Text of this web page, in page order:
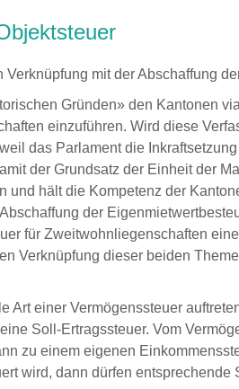
mit der Abschaffung
Gründen» den Kantonen
einzuführen. Wird diese
das Parlament die
der Grundsatz der Einheit der
hält die Kompetenz der
der
für Zweitwohnliegenschaften
Verknüpfung dieser beiden
einer Vermögenssteuer
Soll-Ertragssteuer. Vom
zu einem eigenen
wird, dann dürfen